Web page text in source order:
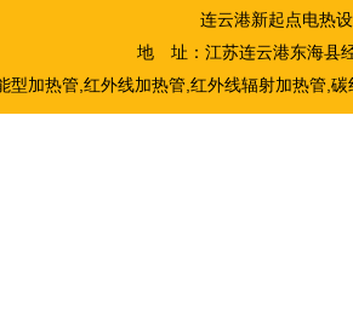
连云港新起点电热
地 址：江苏连云港东海县
型加热管,红外线加热管,红外线辐射加热管,